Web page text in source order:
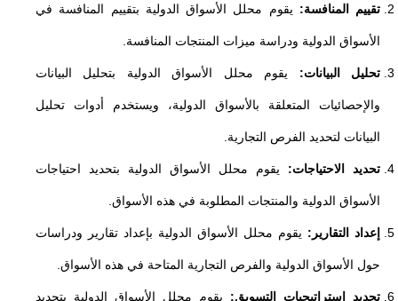
تقييم المنافسة: يقوم محلل الأسواق الدولية بتقييم المنافسة في
الأسواق الدولية ودراسة ميزات المنتجات المنافسة.
تحليل البيانات: يقوم محلل الأسواق الدولية بتحليل البيانات
والإحصائيات المتعلقة بالأسواق الدولية، ويستخدم أدوات تحليل
البيانات لتحديد الفرص التجارية.
تحديد الاحتياجات: يقوم محلل الأسواق الدولية بتحديد احتياجات
الأسواق الدولية والمنتجات المطلوبة في هذه الأسواق.
إعداد التقارير: يقوم محلل الأسواق الدولية بإعداد تقارير ودراسات
حول الأسواق الدولية والفرص التجارية المتاحة في هذه الأسواق.
تحديد استراتيجيات التسويق: يقوم محلل الأسواق الدولية بتحديد